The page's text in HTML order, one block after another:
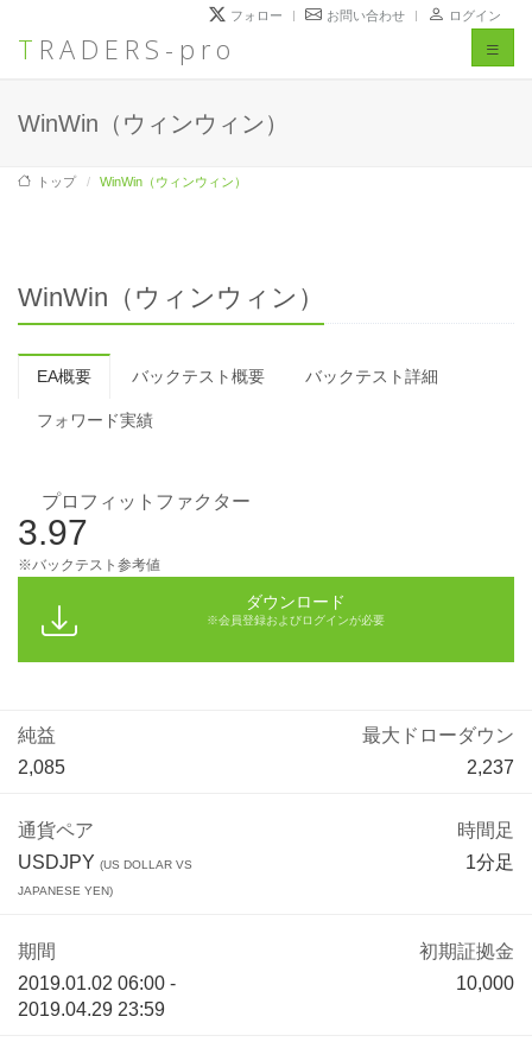
TRADERS-pro
フォロー お問い合わせ ログイン
Toggle
WinWin（ウィンウィン）
トップ WinWin（ウィンウィン）
WinWin（ウィンウィン）
EA概要 バックテスト概要 バックテスト詳細
フォワード実績
プロフィットファクター
3.97
※バックテスト参考値
ダウンロード
※会員登録およびログインが必要
純益
2,085
最大ドローダウン
2,237
通貨ペア
USDJPY (US DOLLAR VS
JAPANESE YEN)
時間足
1分足
期間
2019.01.02 06:00 -
2019.04.29 23:59
初期証拠金
10,000